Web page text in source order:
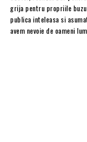
grija pentru propriile
publica inteleasa si
avem nevoie de oameni